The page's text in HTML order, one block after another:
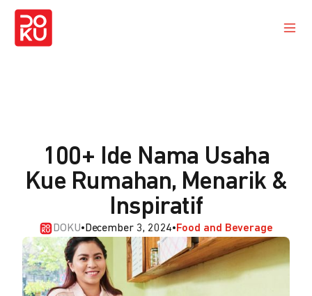
100+ Ide Nama Usaha
Kue Rumahan, Menarik &
Inspiratif
DOKU• December 3, 2024•Food and Beverage